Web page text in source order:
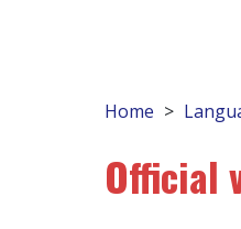
Home
Official